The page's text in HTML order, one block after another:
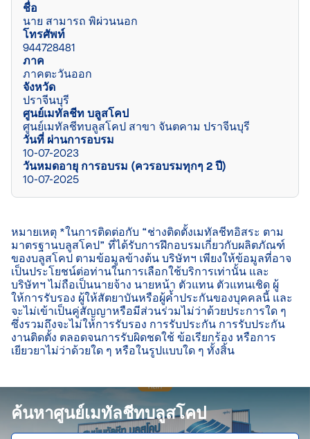
ชื่อ
นาย สามารถ พิผ่วนนอก
โทรศัพท์
944728481
ภาค
ภาคตะวันออก
จังหวัด
ปราจีนบุรี
ศูนย์เมทัลชีท บลูสโคป
ศูนย์เมทัลชีทบลูสโคป สาขา จันตคาม ปราจีนบุรี
วันที่ ผ่านการอบรม
10-07-2023
วันหมดอายุ การอบรม (ควรอบรมทุกๆ 2 ปี)
10-07-2025
หมายเหตุ *ในการติดต่อกับ “ช่างติดตั้งเมทัลชีทอิสระ ตาม
มาตรฐานบลูสโคป” ที่ได้รับการฝึกอบรมเกี่ยวกับผลิตภัณฑ์
ของบลูสโคป ตามข้อมูลข้างต้น บริษัทฯ เพียงให้ข้อมูลที่อาจ
เป็นประโยชน์ต่อท่านในการเลือกใช้บริการเท่านั้น และ
บริษัทฯ ไม่ถือเป็นนายจ้าง นายหน้า ตัวแทน ตัวแทนเชิด ผู้
ให้การรับรอง ผู้ให้สัตยาบันหรือผู้ค้ำประกันของบุคคลนี้ และ
จะไม่เข้าเป็นคู่สัญญาหรือมีส่วนร่วมไม่ว่าด้วยประการใด ๆ
ซึ่งรวมถึงจะไม่ให้การรับรอง การรับประกัน การรับประกัน
งานติดตั้ง ตลอดจนการรับผิดชดใช้ ข้อเรียกร้อง หรือการ
เยียวยาไม่ว่าด้วยใด ๆ หรือในรูปแบบใด ๆ ทั้งสิ้น
ค้นหาศูนย์เมทัลชีทบลูสโคป